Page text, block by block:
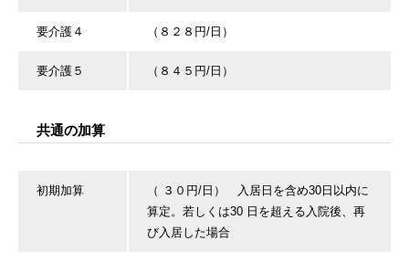
要介護４ （８２８円/日）
要介護５ （８４５円/日）
共通の加算
初期加算
（ ３０円/日） 入居日を含め30日以内に
算定。若しくは30 日を超える入院後、再
び入居した場合